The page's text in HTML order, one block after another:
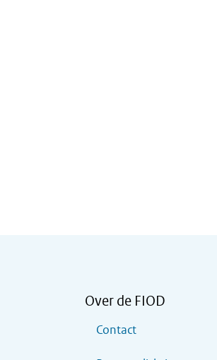
Over de FIOD
Contact